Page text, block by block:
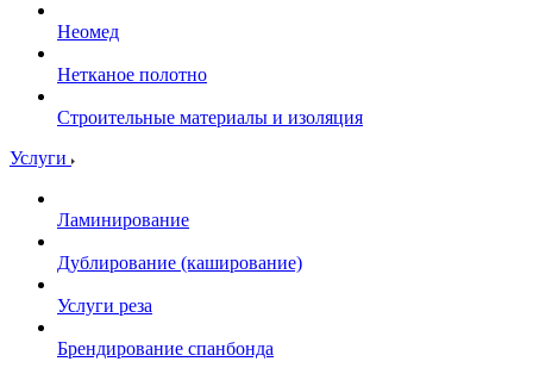
Нeомед
Нетканое полотно
Строительные материалы и изоляция
Услуги
Ламинирование
Дублирование (каширование)
Услуги реза
Брендирование спанбонда